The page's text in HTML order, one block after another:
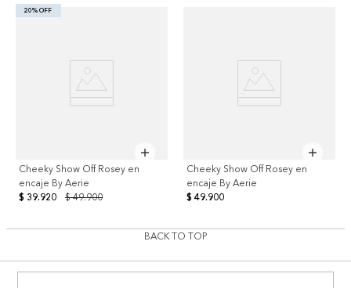
20% OFF
Cheeky Show Off Rosey en
encaje By Aerie
$ 49.900
$ 39.920
Cheeky Show Off Rosey en
encaje By Aerie
$ 49.900
BACK TO TOP